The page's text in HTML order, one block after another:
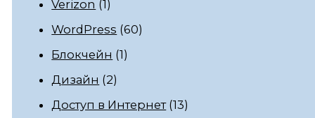
Verizon (1)
WordPress (60)
Блокчейн (1)
Дизайн (2)
Доступ в Интернет(13)